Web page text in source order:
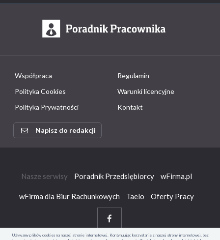
Współpraca
Regulamin
Polityka Cookies
Warunki licencyjne
Polityka Prywatności
Kontakt
Napisz do redakcji
Nasze serwisy Poradnik Przedsiębiorcy wFirma.pl
wFirma dla Biur Rachunkowych Taelo Oferty Pracy
Używamy plików cookies na naszej stronie internetowej. Kontynuując korzystanie z naszej strony internetowej, bez